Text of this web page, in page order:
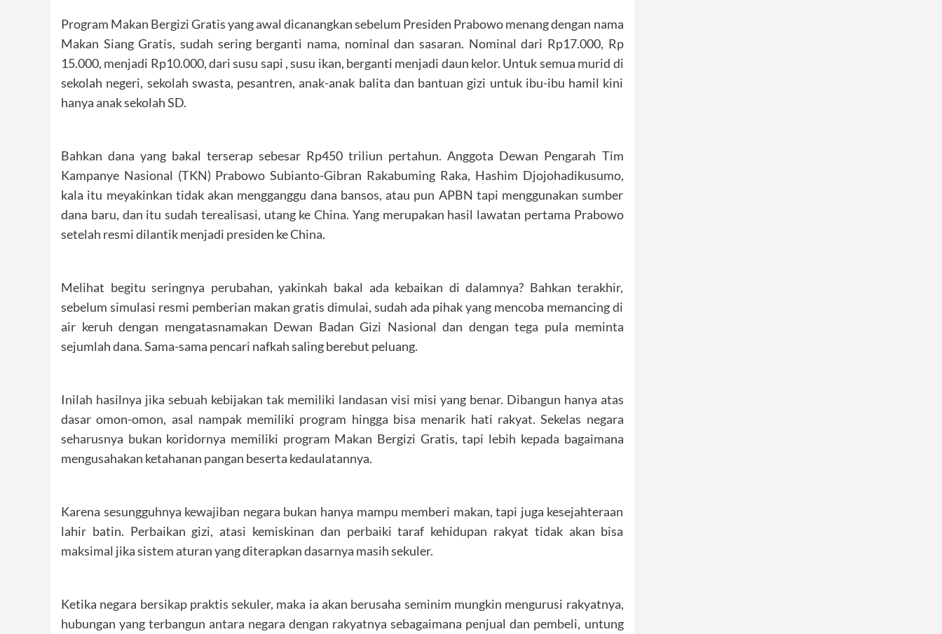
Program Makan Bergizi Gratis yang awal dicanangkan sebelum Presiden Prabowo menang dengan nama
Makan Siang Gratis, sudah sering berganti nama, nominal dan sasaran. Nominal dari Rp17.000, Rp
15.000, menjadi Rp10.000, dari susu sapi , susu ikan, berganti menjadi daun kelor. Untuk semua murid di
sekolah negeri, sekolah swasta, pesantren, anak-anak balita dan bantuan gizi untuk ibu-ibu hamil kini
hanya anak sekolah SD.
Bahkan dana yang bakal terserap sebesar Rp450 triliun pertahun. Anggota Dewan Pengarah Tim
Kampanye Nasional (TKN) Prabowo Subianto-Gibran Rakabuming Raka, Hashim Djojohadikusumo,
kala itu meyakinkan tidak akan mengganggu dana bansos, atau pun APBN tapi menggunakan sumber
dana baru, dan itu sudah terealisasi, utang ke China. Yang merupakan hasil lawatan pertama Prabowo
setelah resmi dilantik menjadi presiden ke China.
Melihat begitu seringnya perubahan, yakinkah bakal ada kebaikan di dalamnya? Bahkan terakhir,
sebelum simulasi resmi pemberian makan gratis dimulai, sudah ada pihak yang mencoba memancing di
air keruh dengan mengatasnamakan Dewan Badan Gizi Nasional dan dengan tega pula meminta
sejumlah dana. Sama-sama pencari nafkah saling berebut peluang.
Inilah hasilnya jika sebuah kebijakan tak memiliki landasan visi misi yang benar. Dibangun hanya atas
dasar omon-omon, asal nampak memiliki program hingga bisa menarik hati rakyat. Sekelas negara
seharusnya bukan koridornya memiliki program Makan Bergizi Gratis, tapi lebih kepada bagaimana
mengusahakan ketahanan pangan beserta kedaulatannya.
Karena sesungguhnya kewajiban negara bukan hanya mampu memberi makan, tapi juga kesejahteraan
lahir batin. Perbaikan gizi, atasi kemiskinan dan perbaiki taraf kehidupan rakyat tidak akan bisa
maksimal jika sistem aturan yang diterapkan dasarnya masih sekuler.
Ketika negara bersikap praktis sekuler, maka ia akan berusaha seminim mungkin mengurusi rakyatnya,
hubungan yang terbangun antara negara dengan rakyatnya sebagaimana penjual dan pembeli, untung